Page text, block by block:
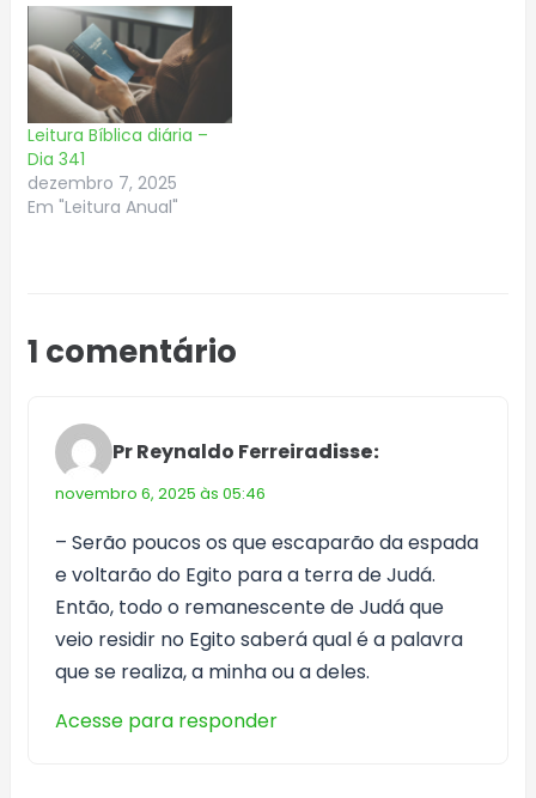
Leitura Bíblica diária –
Dia 341
dezembro 7, 2025
Em "Leitura Anual"
1 comentário
Pr Reynaldo Ferreiradisse:
novembro 6, 2025 às 05:46
– Serão poucos os que escaparão da espada
e voltarão do Egito para a terra de Judá.
Então, todo o remanescente de Judá que
veio residir no Egito saberá qual é a palavra
que se realiza, a minha ou a deles.
Acesse para responder